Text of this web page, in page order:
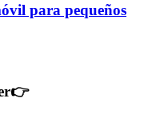
para pequeños
👉